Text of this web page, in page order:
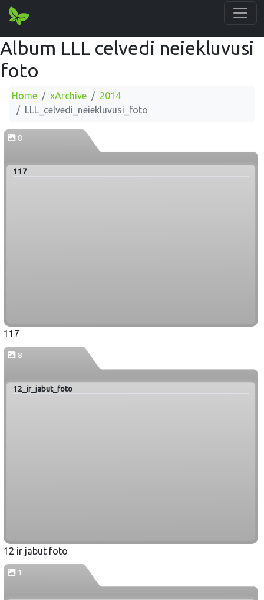
Album LLL celvedi neiekluvusi
foto
Home xArchive
2014
LLL_celvedi_neiekluvusi_foto
8
117
117
8
12_ir_jabut_foto
12 ir jabut foto
1